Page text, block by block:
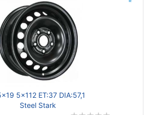
5x112 ET:37 DIA:57,1
Steel Stark